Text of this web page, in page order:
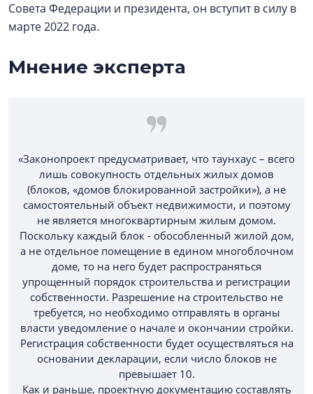
Совета Федерации и президента, он вступит в силу в
марте 2022 года.
Мнение эксперта
«Законопроект предусматривает, что таунхаус – всего
лишь совокупность отдельных жилых домов
(блоков, «домов блокированной застройки»), а не
самостоятельный объект недвижимости, и поэтому
не является многоквартирным жилым домом.
Поскольку каждый блок - обособленный жилой дом,
а не отдельное помещение в едином многоблочном
доме, то на него будет распространяться
упрощенный порядок строительства и регистрации
собственности. Разрешение на строительство не
требуется, но необходимо отправлять в органы
власти уведомление о начале и окончании стройки.
Регистрация собственности будет осуществляться на
основании декларации, если число блоков не
превышает 10.
Как и раньше, проектную документацию составлять